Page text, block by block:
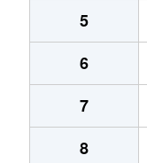
5
6
7
8